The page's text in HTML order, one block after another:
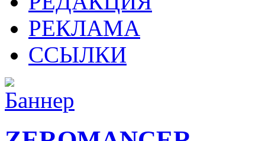
РЕКЛАМА
ССЫЛКИ